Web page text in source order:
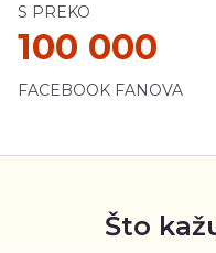
S PREKO
100 000
FACEBOOK FANOVA
Što